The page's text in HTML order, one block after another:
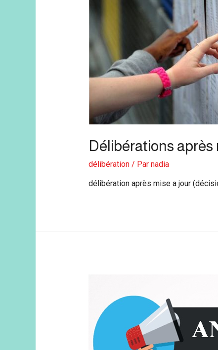
Délibérations après
délibération/ Par nadia
délibération après mise a jour